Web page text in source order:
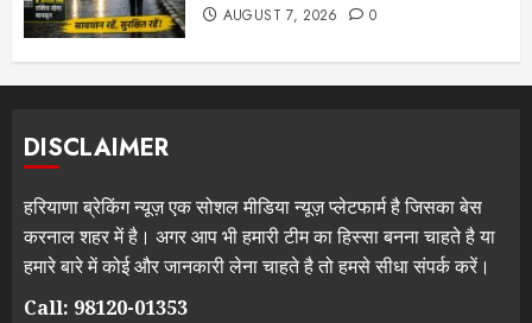
AUGUST 7, 2026 0
DISCLAIMER
हरियाणा ब्रेकिंग न्यूज़ एक सोशल मीडिया न्यूज़ प्लेटफार्म है जिसका बेस
करनाल शहर में है। अगर आप भी हमारी टीम का हिस्सा बनना चाहते है या
हमारे बारे में कोई और जानकारी लेना चाहते है तो हमसे सीधा संपर्क करें।
Call: 98120-01353